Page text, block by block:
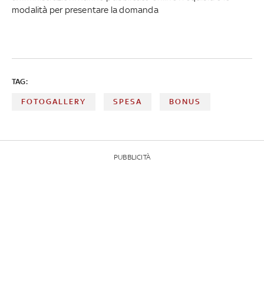
modalità per presentare la domanda
TAG:
FOTOGALLERY SPESA BONUS
PUBBLICITÀ